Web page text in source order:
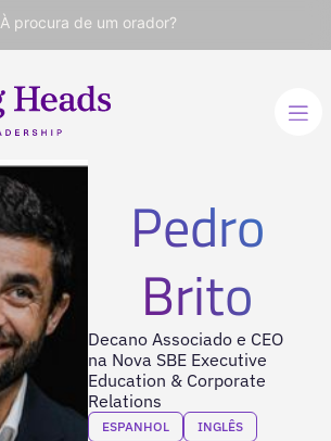
À procura de um orador?
Pedro
Brito
Decano Associado e CEO
na Nova SBE Executive
Education & Corporate
Relations
ESPANHOL
INGLÊS